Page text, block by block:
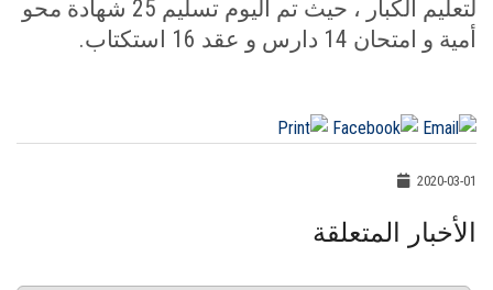
لتعليم الكبار ، حيث تم اليوم تسليم 25 شهادة محو
أمية و امتحان 14 دارس و عقد 16 استكتاب.
2020-03-01
الأخبار المتعلقة